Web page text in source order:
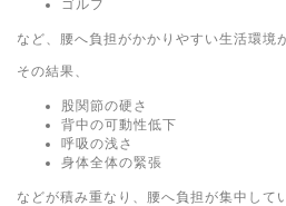
ゴルフ
など、腰へ負担がかかりやすい生活環境
その結果、
股関節の硬さ
背中の可動性低下
呼吸の浅さ
身体全体の緊張
などが積み重なり、腰へ負担が集中して